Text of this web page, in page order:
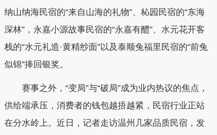
纳山纳海民宿的“来自山海的礼物”、杺园民宿的“东海
深林”，永嘉小源故事民宿的“永嘉有醴”、水元花开客
栈的“水元礼造·黄精纱面”以及泰顺兔福里民宿的“前兔
似锦”捧回银奖。
赛事之外，“变局”与“破局”成为业内热议的焦点，
供给端承压，消费者的钱包越捂越紧，民宿行业正站
在分水岭上。近日，记者走访温州几家品质民宿，发